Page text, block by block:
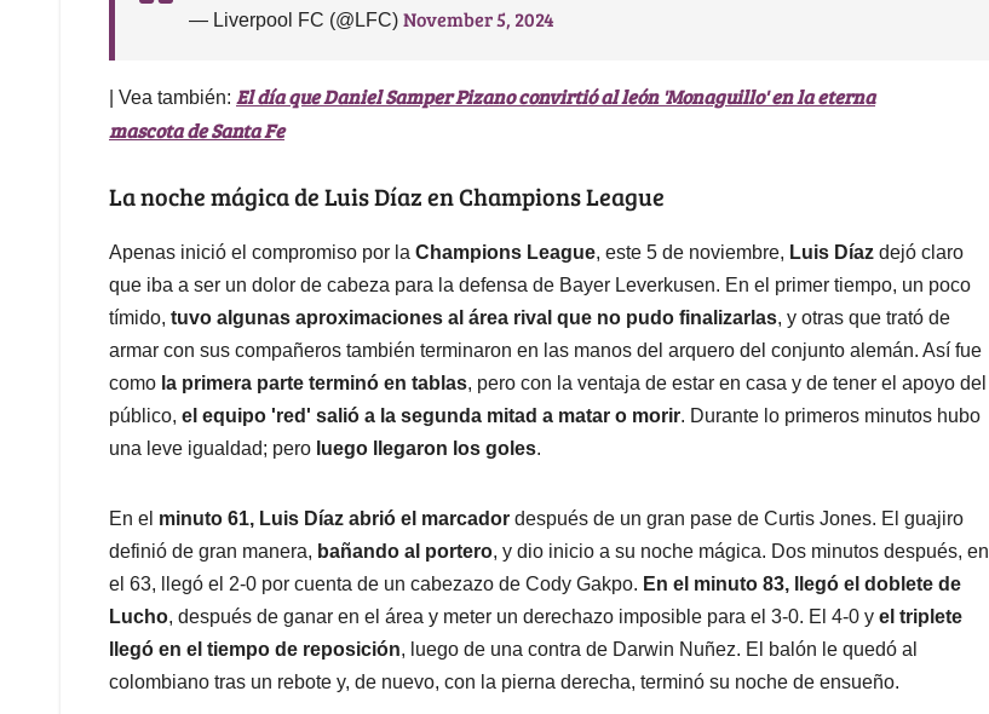
— Liverpool FC (@LFC) November 5, 2024
| Vea también: El día que Daniel Samper Pizano convirtió al león 'Monaguillo' en la eterna
mascota de Santa Fe
La noche mágica de Luis Díaz en Champions League
Apenas inició el compromiso por la Champions League, este 5 de noviembre, Luis Díaz dejó claro
que iba a ser un dolor de cabeza para la defensa de Bayer Leverkusen. En el primer tiempo, un poco
tímido, tuvo algunas aproximaciones al área rival que no pudo finalizarlas, y otras que trató de
armar con sus compañeros también terminaron en las manos del arquero del conjunto alemán. Así fue
como la primera parte terminó en tablas, pero con la ventaja de estar en casa y de tener el apoyo del
público, el equipo 'red' salió a la segunda mitad a matar o morir. Durante lo primeros minutos hubo
una leve igualdad; pero luego llegaron los goles.
En el minuto 61, Luis Díaz abrió el marcador después de un gran pase de Curtis Jones. El guajiro
definió de gran manera, bañando al portero, y dio inicio a su noche mágica. Dos minutos después, en
el 63, llegó el 2-0 por cuenta de un cabezazo de Cody Gakpo. En el minuto 83, llegó el doblete de
Lucho, después de ganar en el área y meter un derechazo imposible para el 3-0. El 4-0 y el triplete
llegó en el tiempo de reposición, luego de una contra de Darwin Nuñez. El balón le quedó al
colombiano tras un rebote y, de nuevo, con la pierna derecha, terminó su noche de ensueño.